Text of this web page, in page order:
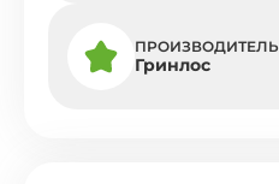
ПРОИЗВОДИТЕЛЬ
Гринлос